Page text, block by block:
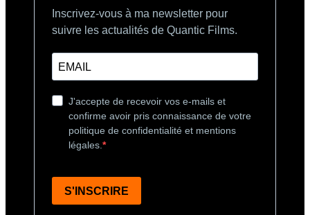
Inscrivez-vous à ma newsletter pour
suivre les actualités de Quantic Films.
J'accepte de recevoir vos e-mails et
confirme avoir pris connaissance de votre
politique de confidentialité et mentions
légales.
S'INSCRIRE